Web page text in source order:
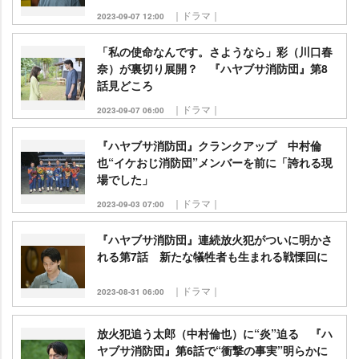
2023-09-07 12:00 ｜ドラマ｜
「私の使命なんです。さようなら」彩（川口春
奈）が裏切り展開？ 『ハヤブサ消防団』第8
話見どころ
2023-09-07 06:00 ｜ドラマ｜
『ハヤブサ消防団』クランクアップ 中村倫
也“イケおじ消防団”メンバーを前に「誇れる現
場でした」
2023-09-03 07:00 ｜ドラマ｜
『ハヤブサ消防団』連続放火犯がついに明かさ
れる第7話 新たな犠牲者も生まれる戦慄回に
2023-08-31 06:00 ｜ドラマ｜
放火犯追う太郎（中村倫也）に“炎”迫る 『ハ
ヤブサ消防団』第6話で“衝撃の事実”明らかに